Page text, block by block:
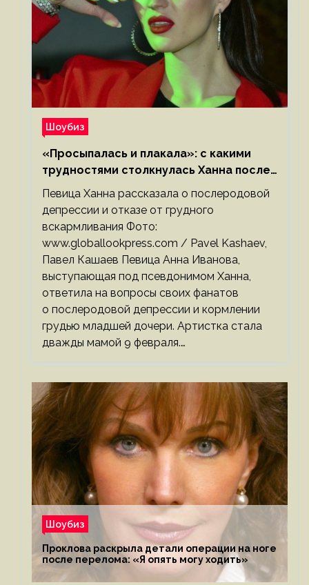
Шоубиз
«Просыпалась и плакала»: с какими
трудностями столкнулась Ханна после
родов
Певица Ханна рассказала о послеродовой
депрессии и отказе от грудного
вскармливания Фото:
www.globallookpress.com / Pavel Kashaev,
Павел Кашаев Певица Анна Иванова,
выступающая под псевдонимом Ханна,
ответила на вопросы своих фанатов
о послеродовой депрессии и кормлении
грудью младшей дочери. Артистка стала
дважды мамой 9 февраля.…
Шоубиз
Проклова раскрыла детали операции на ноге
после перелома: «Я опять могу ходить»